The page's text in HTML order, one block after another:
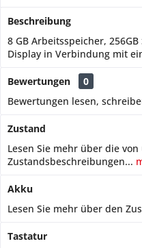
Beschreibung
8 GB Arbeitsspeicher,
Display in Verbindung mit
Bewertungen
0
Bewertungen lesen,
Zustand
Lesen Sie mehr über die
Zustandsbeschreibungen...
Akku
Lesen Sie mehr über den
Tastatur